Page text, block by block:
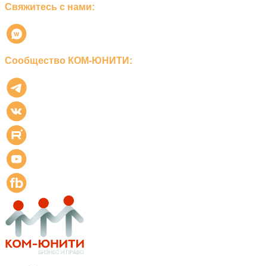
Свяжитесь с нами:
Сообщество КОМ-ЮНИТИ: